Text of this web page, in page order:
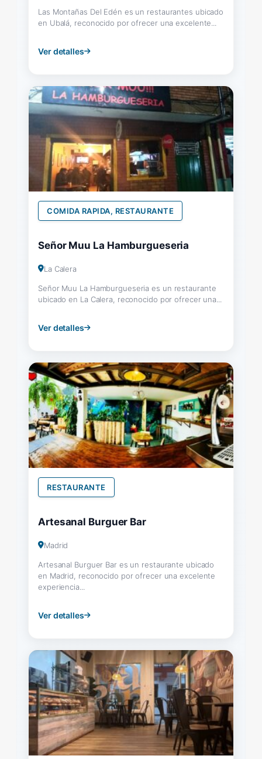
Las Montañas Del Edén es un restaurantes ubicado
en Ubalá, reconocido por ofrecer una excelente...
Ver detalles
COMIDA RAPIDA, RESTAURANTE
Señor Muu La Hamburgueseria
La Calera
Señor Muu La Hamburgueseria es un restaurante
ubicado en La Calera, reconocido por ofrecer una...
Ver detalles
RESTAURANTE
Artesanal Burguer Bar
Madrid
Artesanal Burguer Bar es un restaurante ubicado
en Madrid, reconocido por ofrecer una excelente
experiencia...
Ver detalles